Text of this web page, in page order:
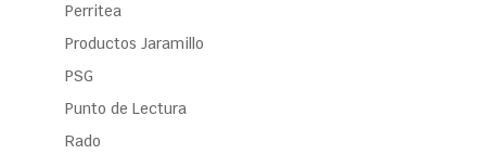
Perritea
Productos Jaramillo
PSG
Punto de Lectura
Rado